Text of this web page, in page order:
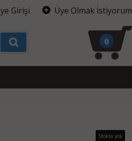
Girişi Üye Olmak İstiyorum
0
Stokta yok